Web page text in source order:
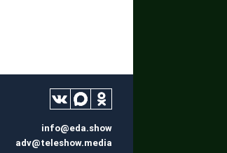
info@eda.show
adv@teleshow.media